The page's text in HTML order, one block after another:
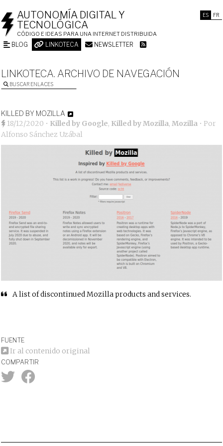
ES FR
AUTONOMÍA DIGITAL Y
TECNOLÓGICA
CÓDIGO E IDEAS PARA UNA INTERNET DISTRIBUIDA
BLOG LINKOTECA NEWSLETTER
LINKOTECA. ARCHIVO DE NAVEGACIÓN
BUSCAR ENLACES
KILLED BY MOZILLA
18/12/2020 • Killed by Google, Killed by Mozilla,Mozilla • Por
Alfonso Sánchez Uzábal
A list of discontinued Mozilla products and services.
FUENTE
Ir al contenido original
COMPARTIR